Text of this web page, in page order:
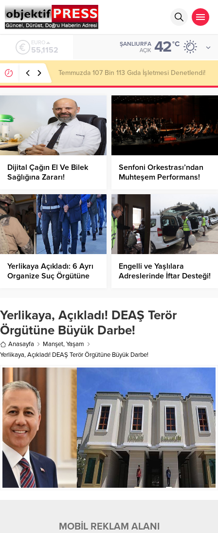
ALTIN
6.529,72
ŞANLIURFA
AÇIK 42°C
Başkan Gülpınar Kırsaldaki Yol Çalışmalarını
İnceledi!
Dijital Çağın El Ve Bilek
Sağlığına Zararı!
Senfoni Orkestrası’ndan
Muhteşem Performans!
Yerlikaya Açıkladı: 6 Ayrı
Organize Suç Örgütüne
Engelli ve Yaşlılara
Adreslerinde İftar Desteği!
Yerlikaya, Açıkladı! DEAŞ Terör
Örgütüne Büyük Darbe!
Anasayfa Manşet,Yaşam
Yerlikaya, Açıkladı! DEAŞ Terör Örgütüne Büyük Darbe!
MOBİL REKLAM ALANI